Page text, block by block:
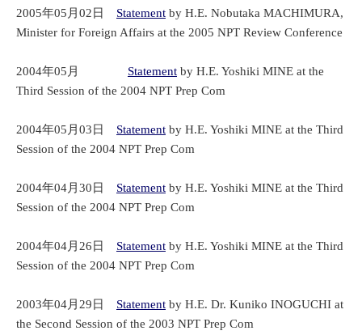
2005年05月02日 Statement by H.E. Nobutaka MACHIMURA,
Minister for Foreign Affairs at the 2005 NPT Review Conference
2004年05月 Statement by H.E. Yoshiki MINE at the
Third Session of the 2004 NPT Prep Com
2004年05月03日 Statement by H.E. Yoshiki MINE at the Third
Session of the 2004 NPT Prep Com
2004年04月30日 Statement by H.E. Yoshiki MINE at the Third
Session of the 2004 NPT Prep Com
2004年04月26日 Statement by H.E. Yoshiki MINE at the Third
Session of the 2004 NPT Prep Com
2003年04月29日 Statement by H.E. Dr. Kuniko INOGUCHI at
the Second Session of the 2003 NPT Prep Com